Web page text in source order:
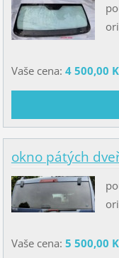
Vaše cena: 4 500,00
okno pátých
Vaše cena: 5 500,00